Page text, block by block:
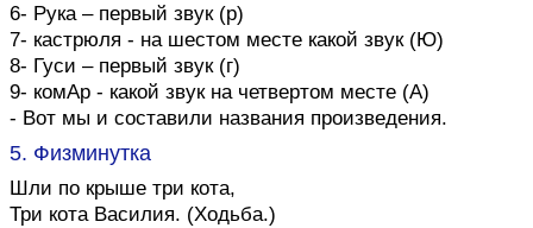
6- Рука – первый звук (р)
7- кастрюля - на шестом месте какой звук (Ю)
8- Гуси – первый звук (г)
9- комАр - какой звук на четвертом месте (А)
- Вот мы и составили названия произведения.
5. Физминутка
Шли по крыше три кота,
Три кота Василия. (Ходьба.)